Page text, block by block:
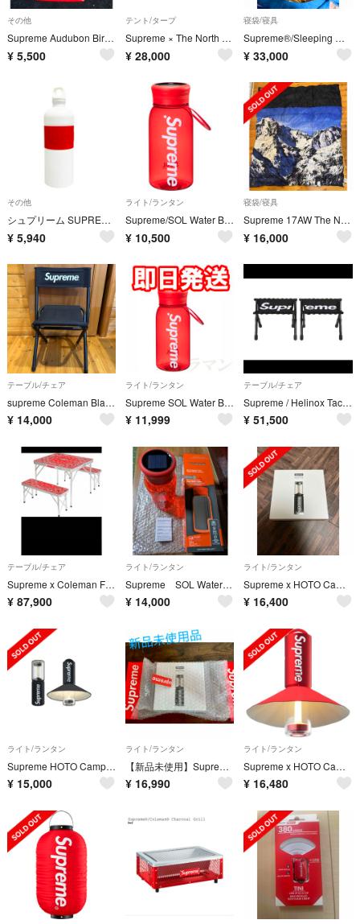
その他
Supreme Audubon Bird Call Red シュプリーム オーデ
¥ 5,500
テント/タープ
Supreme × The North Face テント
¥ 28,000
寝袋/寝具
Supreme®/Sleeping Mat camo カモ柄
¥ 33,000
その他
シュプリーム SUPREME 19SS シグ ウォーター ボトル 水筒 1L赤
¥ 5,940
ライト/ランタン
Supreme/SOL Water Bottle Lantern シュプリーム
¥ 10,500
寝袋/寝具
Supreme 17AW The North Face ブランケット
¥ 16,000
テーブル/チェア
supreme Coleman Black chair
¥ 14,000
ライト/ランタン
Supreme SOL Water Bottle Lantern
¥ 11,999
テーブル/チェア
Supreme / Helinox Tactical Field Stool
¥ 51,500
テーブル/チェア
Supreme x Coleman Folding Table Set 新品
¥ 87,900
ライト/ランタン
Supreme SOL Water Bottle Lantern
¥ 14,000
ライト/ランタン
Supreme x HOTO Camp Light
¥ 16,400
ライト/ランタン
Supreme HOTO Camp Light Black キャンプライト 新品
¥ 15,000
ライト/ランタン
【新品未使用】Supreme x HOTO Camp Light "Black"
¥ 16,990
ライト/ランタン
Supreme x HOTO Camp Light "RED"
¥ 16,480